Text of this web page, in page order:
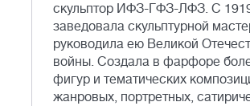
скульптор ИФЗ-ГФЗ-ЛФЗ. С
заведовала скульптурной
руководила ею Великой
войны. Создала в фарфоре
фигур и тематических
жанровых, портретных,